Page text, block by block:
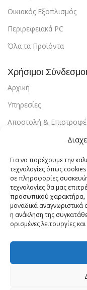
Για να παρέχουμε την
τεχνολογίες όπως
σε πληροφορίες
τεχνολογίες θα μας
προσωπικού χαρακτήρα,
μοναδικά
η ανάκληση της
ορισμένες λειτουργίες
Οικιακός Εξοπλισμός
Περιρεφειακά PC
Όλα τα Προϊόντα
Χρήσιμοι Σύνδεσμοι
Αρχική
Υπηρεσίες
Αποστολή &
Εντοπισμός
Λογαριασμός
Πολιτική Απορρήτου
Πολιτική Cookies
Όροι Χρήσης
Επικοινωνία
Vrachaelectrics.gr ©